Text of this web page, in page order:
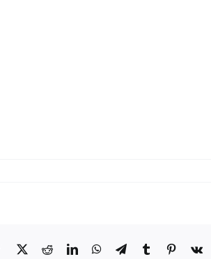
Facebook
X RedditLinkedInWhatsApp
TelegramTumblrPinterest
Vk